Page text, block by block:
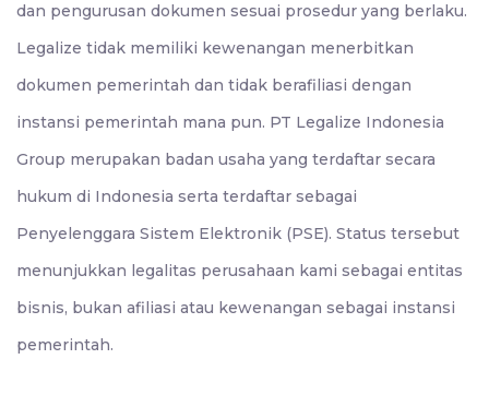
dan pengurusan dokumen sesuai prosedur yang berlaku.
Legalize tidak memiliki kewenangan menerbitkan
dokumen pemerintah dan tidak berafiliasi dengan
instansi pemerintah mana pun. PT Legalize Indonesia
Group merupakan badan usaha yang terdaftar secara
hukum di Indonesia serta terdaftar sebagai
Penyelenggara Sistem Elektronik (PSE). Status tersebut
menunjukkan legalitas perusahaan kami sebagai entitas
bisnis, bukan afiliasi atau kewenangan sebagai instansi
pemerintah.